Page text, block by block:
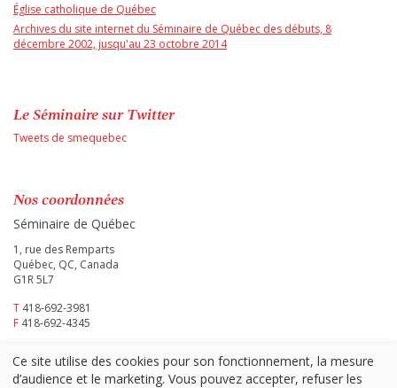
Église catholique de Québec
Archives du site internet du Séminaire de Québec des débuts, 8
décembre 2002, jusqu'au 23 octobre 2014
Le Séminaire sur Twitter
Tweets de smequebec
Nos coordonnées
Séminaire de Québec
1, rue des Remparts
Québec, QC, Canada
G1R 5L7
T 418-692-3981
F 418-692-4345
Ce site utilise des cookies pour son fonctionnement, la mesure
d’audience et le marketing. Vous pouvez accepter, refuser les